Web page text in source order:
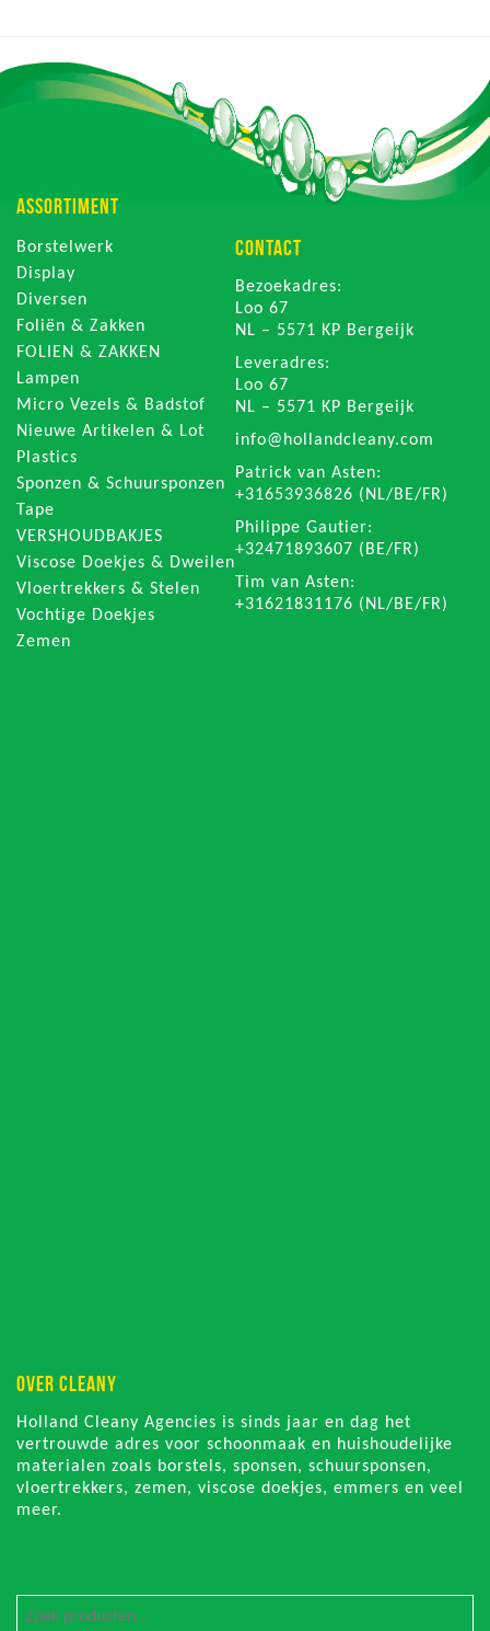
ASSORTIMENT
Borstelwerk
Display
Diversen
Foliën & Zakken
FOLIEN & ZAKKEN
Lampen
Micro Vezels & Badstof
Nieuwe Artikelen & Lot
Plastics
Sponzen & Schuursponzen
Tape
VERSHOUDBAKJES
Viscose Doekjes & Dweilen
Vloertrekkers & Stelen
Vochtige Doekjes
Zemen
CONTACT
Bezoekadres:
Loo 67
NL – 5571 KP Bergeijk
Leveradres:
Loo 67
NL – 5571 KP Bergeijk
info@hollandcleany.com
Patrick van Asten:
+31653936826 (NL/BE/FR)
Philippe Gautier:
+32471893607 (BE/FR)
Tim van Asten:
+31621831176 (NL/BE/FR)
OVER CLEANY
Holland Cleany Agencies is sinds jaar en dag het
vertrouwde adres voor schoonmaak en huishoudelijke
materialen zoals borstels, sponsen, schuursponsen,
vloertrekkers, zemen, viscose doekjes, emmers en veel
meer.